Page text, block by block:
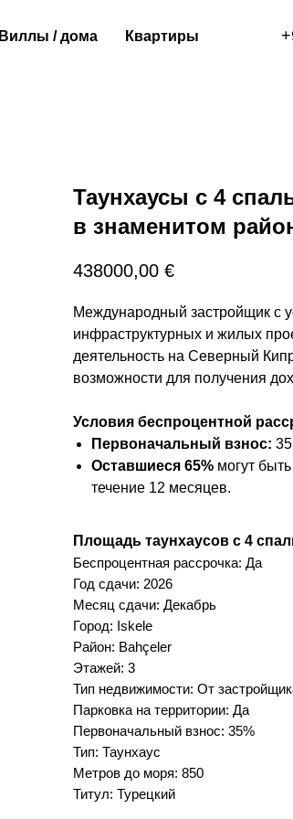
Виллы / дома Квартиры
Таунхаусы c 4
в знаменитом
438000,00 €
Международный застройщик с
инфраструктурных и жилых
деятельность на Северный
возможности для получения
Условия беспроцентной
Первоначальный взнос:
Оставшиеся 65% могут
течение 12 месяцев.
Площадь таунхаусов с 4
Беспроцентная рассрочка: Да
Год сдачи: 2026
Месяц сдачи: Декабрь
Город: Iskele
Район: Bahçeler
Этажей: 3
Тип недвижимости: От
Парковка на территории: Да
Первоначальный взнос: 35%
Тип: Таунхаус
Метров до моря: 850
Титул: Турецкий